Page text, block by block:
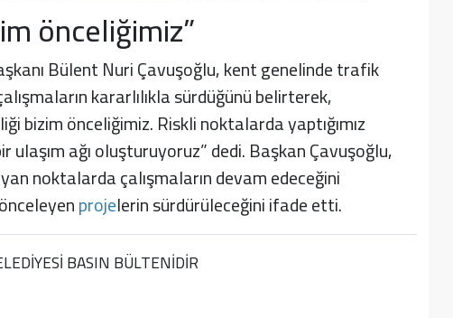
önceliğimiz”
Bülent Nuri Çavuşoğlu, kent genelinde trafik
kararlılıkla sürdüğünü belirterek,
bizim önceliğimiz. Riskli noktalarda yaptığımız
ağı oluşturuyoruz” dedi. Başkan Çavuşoğlu,
noktalarda çalışmaların devam edeceğini
projelerin sürdürüleceğini ifade etti.
BASIN BÜLTENİDİR